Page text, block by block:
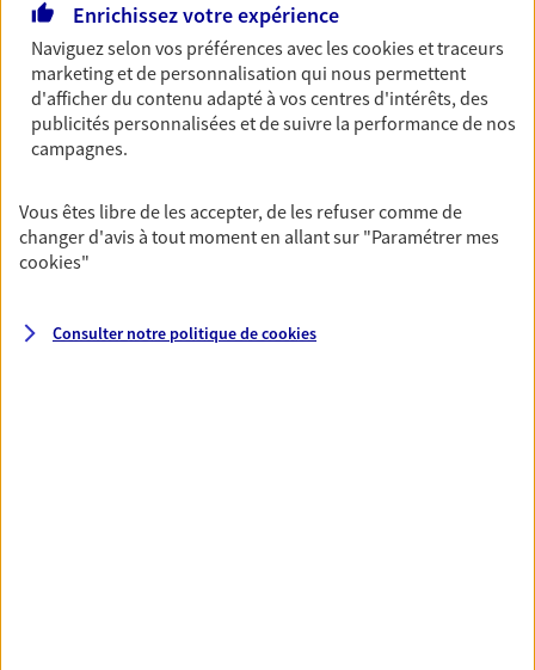
Multirisque Entreprise
Gagnez en simplicité et en sérénité avec votre
assurance multirisque entreprise. Un contrat
unique pour protéger vos locaux, matériels pro,
équipements et stocks… sans oublier votre
responsabilité civile.
Découvrir l'offre Multirisque Entreprise
DEMANDER UN DEVIS
VOIR TOUTES NOS OFFRES
Enrichissez votre expérience
Naviguez selon vos préférences avec lescookies et traceurs
marketing et de personnalisation qui nous permettent
d'afficher du contenu adapté à vos centres d'intérêts, des
publicités personnalisées et de suivre la performance de nos
campagnes.
Vous êtes libre de les accepter, de les refuser comme de
changer d'avis à tout moment en allant sur "Paramétrer mes
cookies"
Consulter notre politique decookies